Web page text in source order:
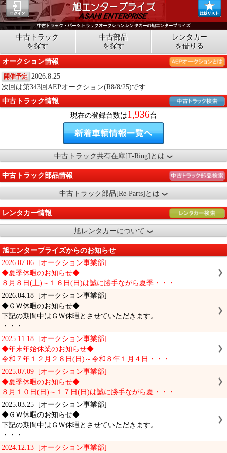
中古トラック
を探す
中古部品
を探す
レンタカー
を借りる
オークション情報
開催予定
2026.8.25
次回は第343回AEPオークション(R8/8/25)です
中古トラック情報
現在の登録台数は1,936台
中古トラック共有在庫[T-Ring]とは
中古トラック部品情報
中古トラック部品[Re-Parts]とは
レンタカー情報
旭レンタカーについて
旭エンタープライズからのお知らせ
2026.07.06 [オークション事業部]
◆夏季休暇のお知らせ◆
８月８日(土)～１６日(日)は誠に勝手ながら夏季・・・
2026.04.18 [オークション事業部]
◆ＧＷ休暇のお知らせ◆
下記の期間中はＧＷ休暇とさせていただきます。
・・・
2025.11.18 [オークション事業部]
◆年末年始休業のお知らせ◆
令和７年１２月２８日(日)～令和８年１月４日・・・
2025.07.09 [オークション事業部]
◆夏季休暇のお知らせ◆
８月１０日(日)～１７日(日)は誠に勝手ながら夏・・・
2025.03.25 [オークション事業部]
◆ＧＷ休暇のお知らせ◆
下記の期間中はＧＷ休暇とさせていただきます。
・・・
2024.12.13 [オークション事業部]